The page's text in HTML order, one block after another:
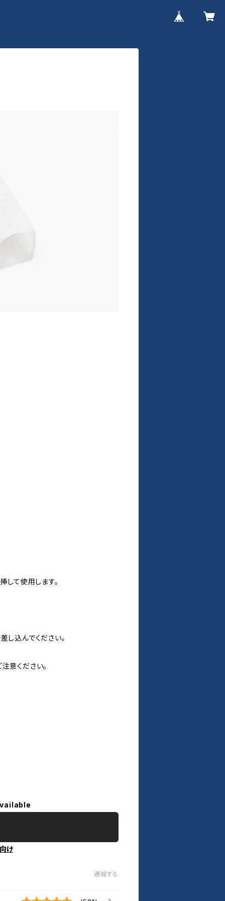
て使用します。
し込んでください。
意ください。
け
通報する